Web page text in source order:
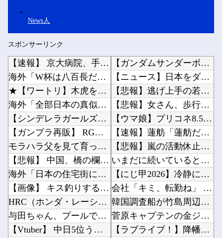
News人
スポンサーリンク
【速報】 京大病院、手術ミスで『正常な脳』を摘出 → 患者は自発呼吸不可能な植物状態に
海外「W杯は八百長だった」FIFA会長支持を表明したサッカー協会に海外大騒ぎ！（海外の反応...
★【ワートリ】木虎をよく見たのでこの子がメインヒロインだと思ってたら、はじめて読んだとき違...
海外「全部日本の真似だったのか…」 日本の普通のテレビ番組が最新SNSの数十年先を行ってい...
【シンデレラガールズ】 百鬼夜行をテーマとしたPOP UP SHOPが東京・大阪にて開催
【ガンプラ再販】 RG「ストライクフリーダムガンダム ディアクティブモード」ほか【11時予...
モラハラ父を見て育ったせいで結婚に希望が持てない私。それなのに長男から結婚を急かされてしま...
【悲報】 中国、橋の欄干が強風一発で粉々に 鉄筋ゼロ 当局「接着剤でくっつけただけ」「正常...
海外「日本の住宅街にこんなレ●プ魔が潜んでるとかマジかよ…さすがHENTAIの国…」
【画像】 キス釣りするんや
HRC（ホンダ・レーシング）折原氏「以前のF1プロジェクトを経験した専門家を何人か呼び戻し...
与田ちゃん、プールで泳いでる姿を公開！！！【元乃木坂46】
【Vtuber】 中日5位うおおおおおおおおおおおおおおおお
【ガンダムサンダーボルト】自分から手足を切り落すなんて…他
【ニュース】日本をダメにした総理大臣、ワースト１位が同点でこの人ｗｗｗｗｗｗ他
【悲報】逃げ上手の若君、2期放映中なのに全く話題にならない他
【悲報】女さん、歩行者を轢いた挙句、道路に倒れてどえらいことになってしまうw w w w ...
【ウマ娘】プリコネ8.5周年直前生放送にて、プリコネ×ウマ娘コラボの開催について告知が！？...
【速報】蓮舫「蓮舫だから叩いて良いという報道」 ネット「高市だから叩いて良いをやってるのが...
【悲報】嵐の活動休止の影響か…相葉雅紀のレコメンが9月いっぱいで終了へ他
いまだに続いていると聞いてビビる漫画「ながされて藍蘭島」「咲」「らき☆すた」他
【にじ甲2026】冷静に考えるとなんだこのえっっっな格好は…？他
会社「キミ、転勤ね」 男性社員「なら辞めますわ」 → 凄いことになるｗｗｗｗｗｗ他
韓国調査船が竹島周辺の日本EEZ内で調査か、ワイヤのようなもの海中に投入…外務省が抗議！他
菅原キャプテンの金ジャージｷﾀ━(ﾟ∀ﾟ)━!【乃木坂46】他
【ラブライブ！】降幡愛さんがドッキリGPに出演！！！！他